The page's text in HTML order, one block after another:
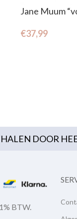
Jane Muum
€37,99
DOOR
BTW.